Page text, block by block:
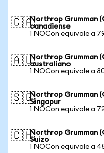
🇨🇦Northrop Grumman
canadiense
1 NOCon equivale a
🇦🇺Northrop Grumman
australiano
1 NOCon equivale a
🇸🇬Northrop Grumman
Singapur
1 NOCon equivale a
🇨🇭Northrop Grumman
Suizo
1 NOCon equivale a